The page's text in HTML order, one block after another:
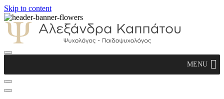
Skip to content
Παιδοψυχολόγος
MENU